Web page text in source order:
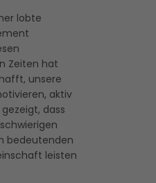
lobte
Zeiten hat
unsere
aktiv
dass
bedeutenden
leisten